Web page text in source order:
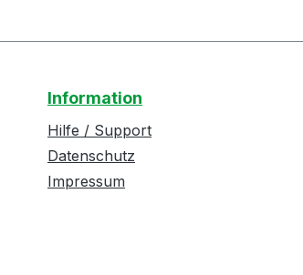
Information
Hilfe / Support
Datenschutz
Impressum